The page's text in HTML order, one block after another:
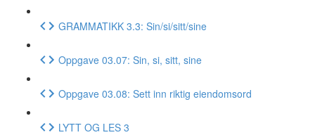
GRAMMATIKK 3.3: Sin/si/sitt/sine
Oppgave 03.07: Sin, si, sitt, sine
Oppgave 03.08: Sett inn riktig eiendomsord
LYTT OG LES 3